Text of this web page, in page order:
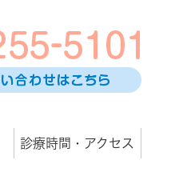
診療時間・アクセス